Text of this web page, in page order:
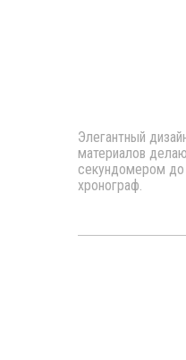
Элегантный
материалов
секундомером до
хронограф.